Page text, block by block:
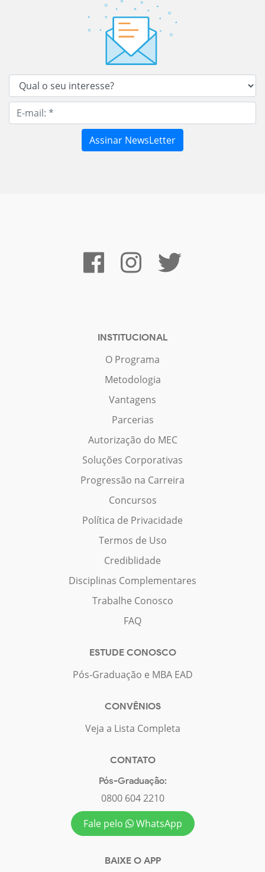
INSTITUCIONAL
O Programa
Metodologia
Vantagens
Parcerias
Autorização do MEC
Soluções Corporativas
Progressão na Carreira
Concursos
Política de Privacidade
Termos de Uso
Crediblidade
Disciplinas Complementares
Trabalhe Conosco
FAQ
ESTUDE CONOSCO
Pós-Graduação e MBA EAD
CONVÊNIOS
Veja a Lista Completa
CONTATO
Pós-Graduação:
0800 604 2210
Fale pelo
WhatsApp
BAIXE O APP